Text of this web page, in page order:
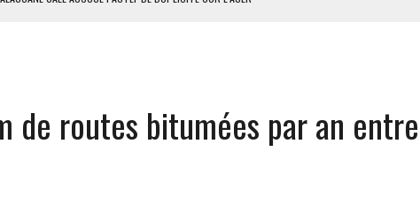
POUR BÂTIR LA GRANDE CÔTE D’IVOIRE
4 661 DÉTENUS POUR L’INDÉPENDANCE
de routes bitumées par an entre